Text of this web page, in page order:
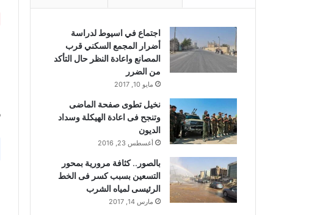
اجتماع في اسيوط لدراسة
أضرار المجمع السكني قرب
المصانع واعادة النظر حال التأكد
من الضرر
مايو 10, 2017
نخيل تطوى صفحة الماضى
وتنجح فى اعادة الهيكلة وسداد
الديون
أغسطس 23, 2016
بالصور.. كثافة مرورية بمحور
التسعين بسبب كسر فى الخط
الرئيسى لمياه الشرب
مارس 14, 2017